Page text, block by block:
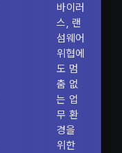
바이러
스, 랜
섬웨어
위협에
도 멈
춤 없
는 업
무 환
경을
위한